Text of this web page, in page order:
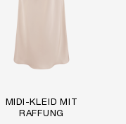
MIDI-KLEID MIT
RAFFUNG